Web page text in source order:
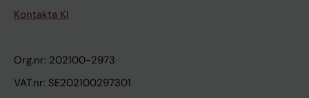
Kontakta KI
Org.nr: 202100-2973
VAT.nr: SE202100297301